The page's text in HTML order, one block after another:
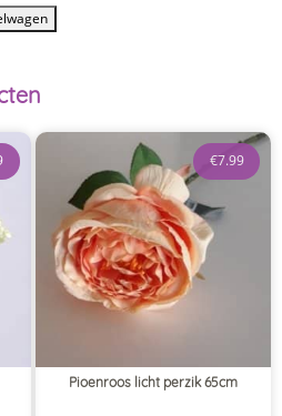
Pioenroos licht perzik 65cm
€7.99